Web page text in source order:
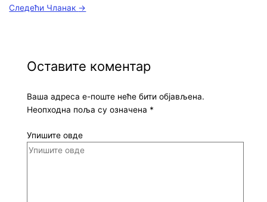
Следећи Чланак →
Оставите коментар
Ваша адреса е-поште неће бити објављена.
Неопходна поља су означена *
Упишите овде